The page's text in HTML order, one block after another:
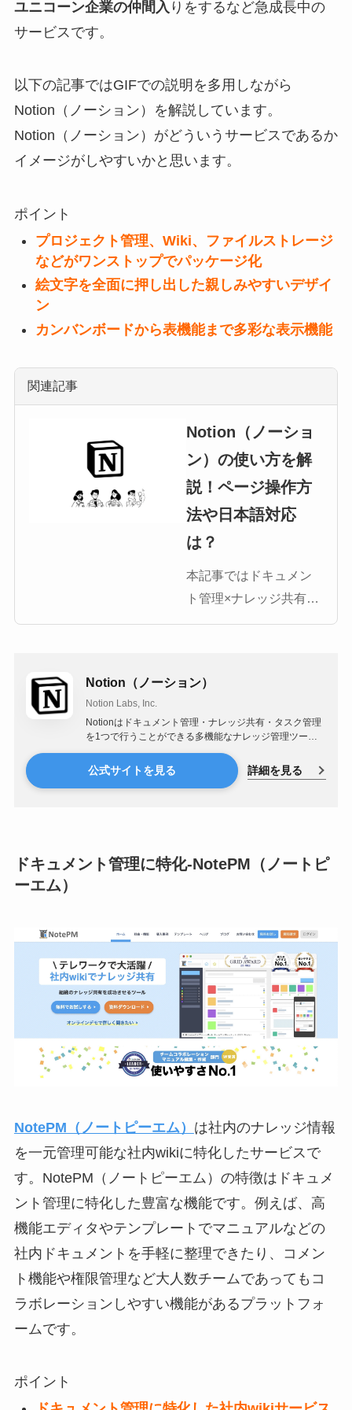
ユニコーン企業の仲間入 りをするなど急成長中の
サービスです。
以下の記事ではGIFでの説明を多用しながら
Notion（ノーション）を解説しています。
Notion（ノーション）がどういうサービスであるか
イメージがしやすいかと思います。
ポイント
プロジェクト管理、Wiki、ファイルストレージ
などがワンストップでパッケージ化
絵文字を全面に押し出した親しみやすいデザイ
ン
カンバンボードから表機能まで多彩な表示機能
関連記事
Notion（ノーショ
ン）の使い方を解
説！ページ操作方
法や日本語対応
は？
本記事ではドキュメン
ト管理×ナレッジ共有×
タスク管理を1つで行う
「Notion（ノーショ
ます。本記事を読むこ
とでNotionの基本知識
や具体的な使い方につ
Notion（ノーション）
Notion Labs, Inc.
Notionはドキュメント管理・ナレッジ共有・タスク管理
を1つで行うことができる多機能なナレッジ管理ツール
です。
公式サイトを見る 詳細を見る
ドキュメント管理に特化-NotePM（ノートピ
ーエム）
NotePM（ノートピーエム） は社内のナレッジ情報
を一元管理可能な社内wikiに特化したサービスで
す。NotePM（ノートピーエム）の特徴はドキュメ
ント管理に特化した豊富な機能です。例えば、高
機能エディタやテンプレートでマニュアルなどの
社内ドキュメントを手軽に整理できたり、コメン
ト機能や権限管理など大人数チームであってもコ
ラボレーションしやすい機能があるプラットフォ
ームです。
ポイント